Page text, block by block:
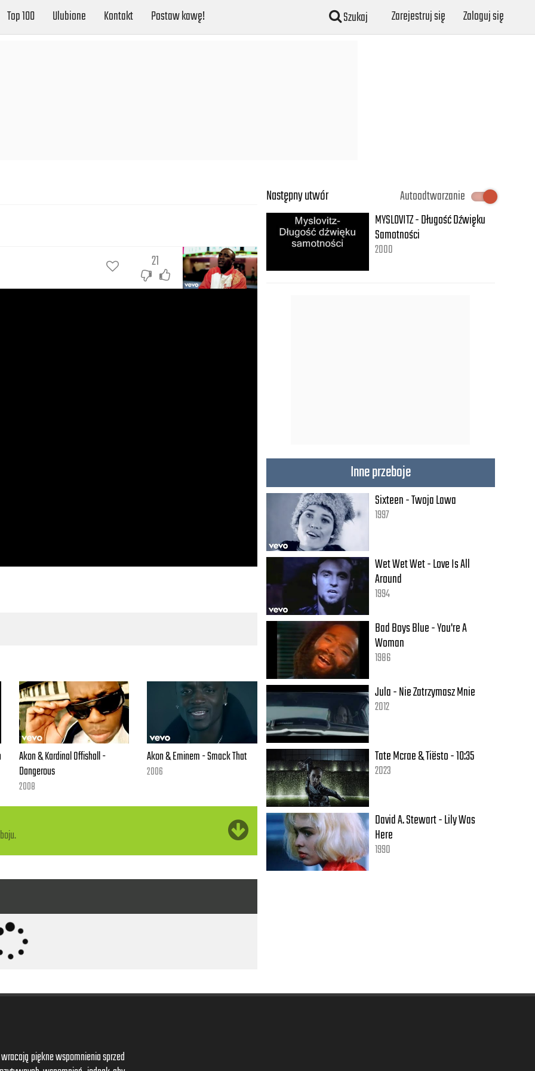
Top 100 Ulubione Kontakt Postaw kawę! Szukaj Zarejestruj się Zaloguj się
21
Akon & Kardinal Offishall -
Dangerous
2008
Akon & Eminem - Smack That
2006
Następny utwór
Autoodtwarzanie
MYSLOVITZ - Długość Dźwięku
Samotności
2000
Inne przeboje
Sixteen - Twoja Lawa
1997
Wet Wet Wet - Love Is All
Around
1994
Bad Boys Blue - You're A
Woman
1986
Jula - Nie Zatrzymasz Mnie
2012
Tate Mcrae & Tiësto - 10:35
2023
David A. Stewart - Lily Was
Here
1990
piękne wspomnienia sprzed